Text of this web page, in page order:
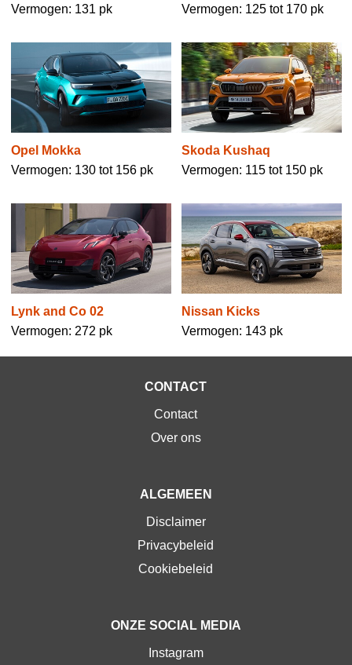
Vermogen: 131 pk
Vermogen: 125 tot 170 pk
Opel Mokka
Vermogen: 130 tot 156 pk
Skoda Kushaq
Vermogen: 115 tot 150 pk
Lynk and Co 02
Vermogen: 272 pk
Nissan Kicks
Vermogen: 143 pk
CONTACT
Contact
Over ons
ALGEMEEN
Disclaimer
Privacybeleid
Cookiebeleid
ONZE SOCIAL MEDIA
Instagram